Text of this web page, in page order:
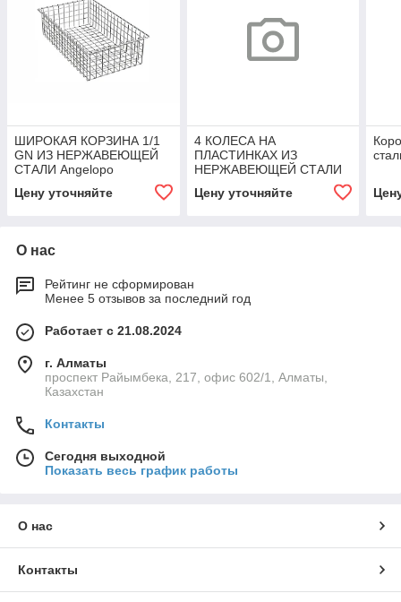
ШИРОКАЯ КОРЗИНА 1/1
GN ИЗ НЕРЖАВЕЮЩЕЙ
СТАЛИ Angelopo
Цену уточняйте
4 КОЛЕСА НА
ПЛАСТИНКАХ ИЗ
НЕРЖАВЕЮЩЕЙ СТАЛИ
Цену уточняйте
О нас
Рейтинг не сформирован
Менее 5 отзывов за последний год
Работает с 21.08.2024
г. Алматы
проспект Райымбека, 217, офис 602/1, Алматы,
Казахстан
Контакты
Сегодня выходной
Показать весь график работы
О нас
Контакты